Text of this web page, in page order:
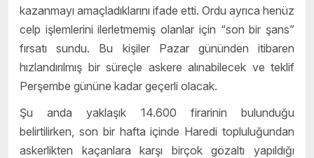
kazanmayı amaçladıklarını ifade etti. Ordu ayrıca henüz
celp işlemlerini ilerletmemiş olanlar için “son bir şans”
fırsatı sundu. Bu kişiler Pazar gününden itibaren
hızlandırılmış bir süreçle askere alınabilecek ve teklif
Perşembe gününe kadar geçerli olacak.
Şu anda yaklaşık 14.600 firarinin bulunduğu
belirtilirken, son bir hafta içinde Haredi topluluğundan
askerlikten kaçanlara karşı birçok gözaltı yapıldığı